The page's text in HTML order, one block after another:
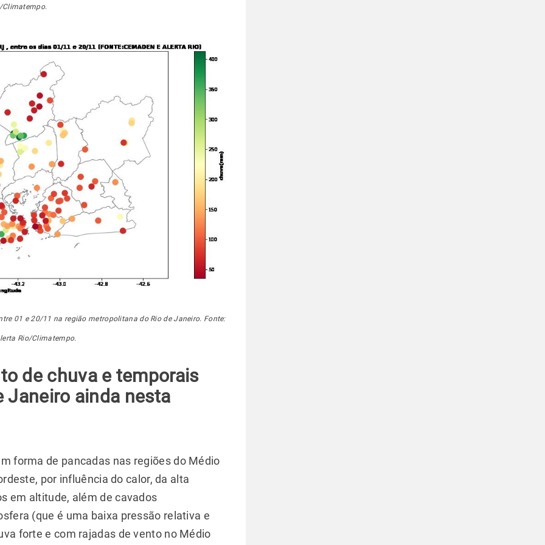
Climatempo.
01 e 20/11 na região metropolitana do Rio de Janeiro. Fonte:
Rio/Climatempo.
de chuva e temporais
Janeiro ainda nesta
forma de pancadas nas regiões do Médio
por influência do calor, da alta
em altitude, além de cavados
(que é uma baixa pressão relativa e
forte e com rajadas de vento no Médio